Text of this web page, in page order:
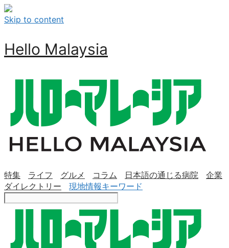
Skip to content
Hello Malaysia
特集 ライフ グルメ コラム 日本語の通じる病院
企業
ダイレクトリー
現地情報キーワード